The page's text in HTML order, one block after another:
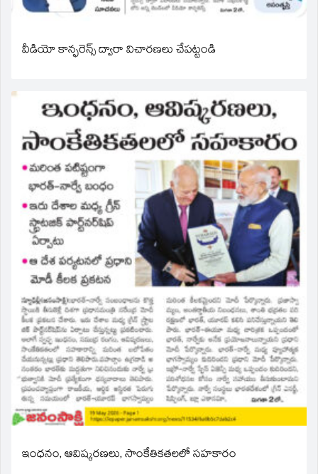
వీడియో కాన్ఫరెన్స్ ద్వారా విచారణలు చేపట్టండి
ఇంధనం, ఆవిష్కరణలు, సాంకేతికతలలో సహకారం